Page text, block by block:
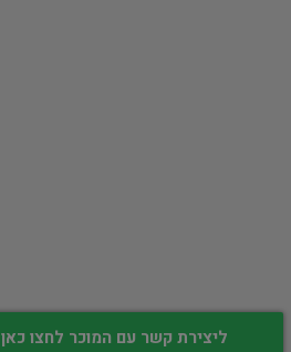
ליצירת קשר עם המוכר לחצו כאן